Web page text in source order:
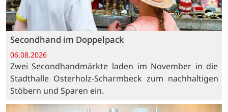
Secondhand im Doppelpack
06.08.2026
Zwei Secondhandmärkte laden im November in die
Stadthalle Osterholz-Scharmbeck zum nachhaltigen
Stöbern und Sparen ein.